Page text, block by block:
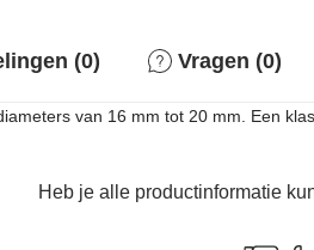
(0) Vragen (0)
van 16 mm tot 20 mm. Een
Heb je alle productinformatie